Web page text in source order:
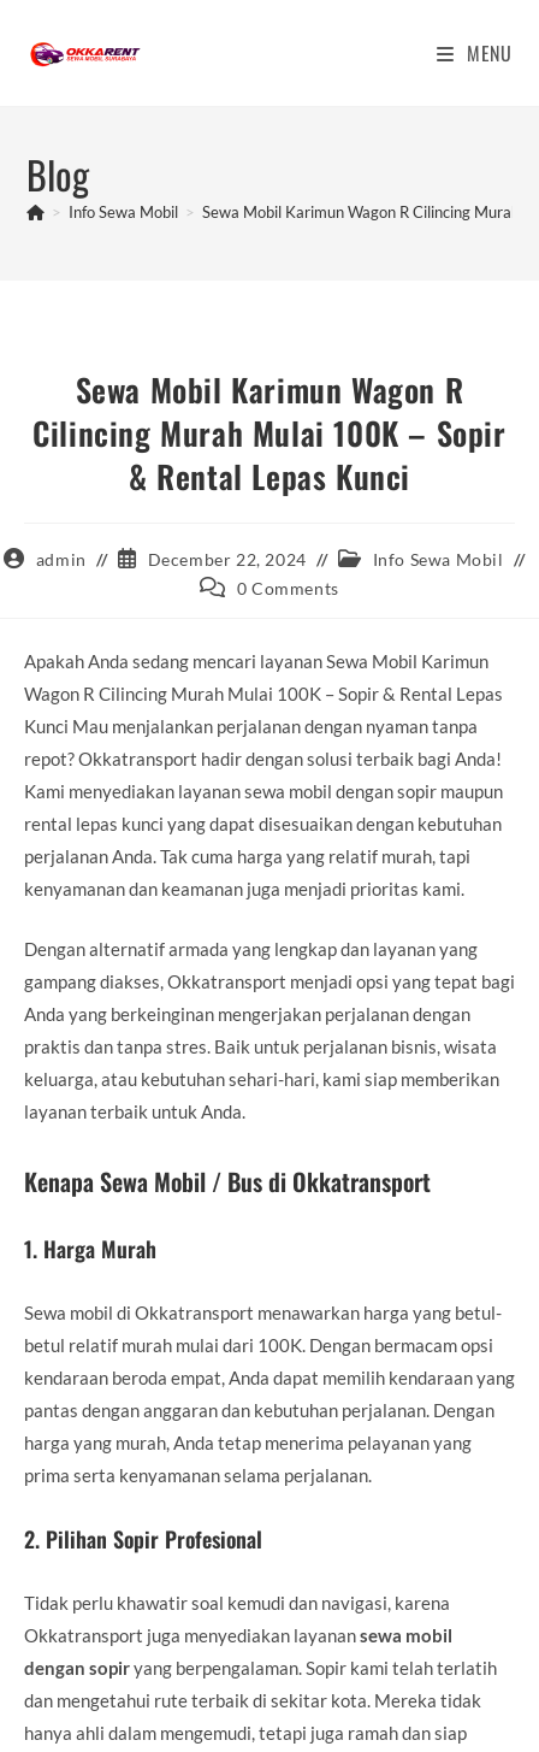
content
MENU
Blog
> Info Sewa Mobil > Sewa Mobil Karimun Wagon R Cilincing Murah
Sewa Mobil Karimun Wagon R
Cilincing Murah Mulai 100K – Sopir
& Rental Lepas Kunci
Postadmin
Post
published:
December 22, 2024
Post Info Sewa Mobil
Post 0 Comments
Apakah Anda sedang mencari layanan Sewa Mobil Karimun
Wagon R Cilincing Murah Mulai 100K – Sopir & Rental Lepas
Kunci Mau menjalankan perjalanan dengan nyaman tanpa
repot? Okkatransport hadir dengan solusi terbaik bagi Anda!
Kami menyediakan layanan sewa mobil dengan sopir maupun
rental lepas kunci yang dapat disesuaikan dengan kebutuhan
perjalanan Anda. Tak cuma harga yang relatif murah, tapi
kenyamanan dan keamanan juga menjadi prioritas kami.
Dengan alternatif armada yang lengkap dan layanan yang
gampang diakses, Okkatransport menjadi opsi yang tepat bagi
Anda yang berkeinginan mengerjakan perjalanan dengan
praktis dan tanpa stres. Baik untuk perjalanan bisnis, wisata
keluarga, atau kebutuhan sehari-hari, kami siap memberikan
layanan terbaik untuk Anda.
Kenapa Sewa Mobil / Bus di Okkatransport
1. Harga Murah
Sewa mobil di Okkatransport menawarkan harga yang betul-
betul relatif murah mulai dari 100K. Dengan bermacam opsi
kendaraan beroda empat, Anda dapat memilih kendaraan yang
pantas dengan anggaran dan kebutuhan perjalanan. Dengan
harga yang murah, Anda tetap menerima pelayanan yang
prima serta kenyamanan selama perjalanan.
2. Pilihan Sopir Profesional
Tidak perlu khawatir soal kemudi dan navigasi, karena
Okkatransport juga menyediakan layanansewa mobil
dengan sopiryang berpengalaman. Sopir kami telah terlatih
dan mengetahui rute terbaik di sekitar kota. Mereka tidak
hanya ahli dalam mengemudi, tetapi juga ramah dan siap